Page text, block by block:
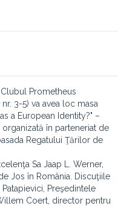
Prometheus
3-5) va avea loc masa
a European Identity?" –
organizată în parteneriat de
Regatului Ţărilor de
Sa Jaap L. Werner,
Jos în România. Discuţiile
Preşedintele
Coert, director pentru